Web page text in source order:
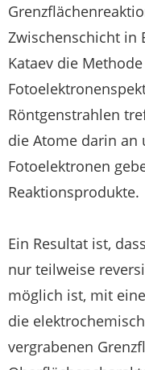
Zwischenschicht in
Kataev die
Röntgenstrahlen
die Atome darin
Fotoelektronen
Reaktionsprodukte.
Ein Resultat ist,
nur teilweise
möglich ist, mit
die
vergrabenen